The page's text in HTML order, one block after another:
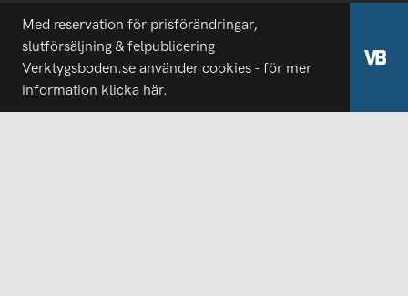
Med reservation för prisförändringar,
slutförsäljning & felpublicering
Verktygsboden.se använder cookies - för mer
information klicka här.